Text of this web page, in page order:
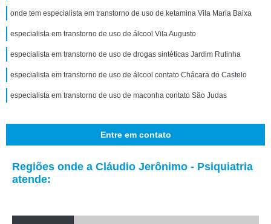
onde tem especialista em transtorno de uso de ketamina Vila Maria Baixa
especialista em transtorno de uso de álcool Vila Augusto
especialista em transtorno de uso de drogas sintéticas Jardim Rutinha
especialista em transtorno de uso de álcool contato Chácara do Castelo
especialista em transtorno de uso de maconha contato São Judas
Entre em contato
Regiões onde a Cláudio Jerônimo - Psiquiatria
atende: